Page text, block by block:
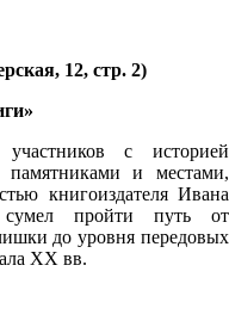
12, стр. 2)
участников c историей
памятниками и местами,
книгоиздателя Ивана
пройти путь от
до уровня передовых
XX вв.